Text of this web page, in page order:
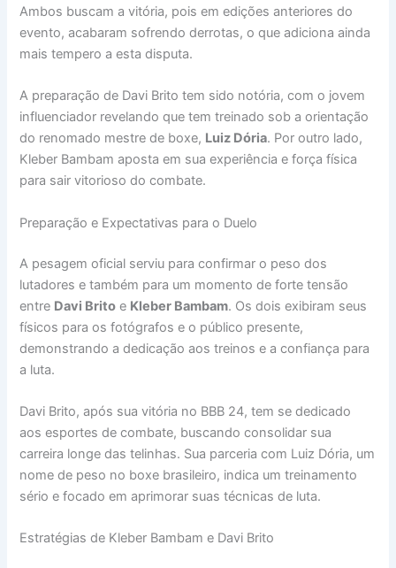
Ambos buscam a vitória, pois em edições anteriores do
evento, acabaram sofrendo derrotas, o que adiciona ainda
mais tempero a esta disputa.
A preparação de Davi Brito tem sido notória, com o jovem
influenciador revelando que tem treinado sob a orientação
do renomado mestre de boxe, Luiz Dória. Por outro lado,
Kleber Bambam aposta em sua experiência e força física
para sair vitorioso do combate.
Preparação e Expectativas para o Duelo
A pesagem oficial serviu para confirmar o peso dos
lutadores e também para um momento de forte tensão
entre Davi Brito e Kleber Bambam. Os dois exibiram seus
físicos para os fotógrafos e o público presente,
demonstrando a dedicação aos treinos e a confiança para
a luta.
Davi Brito, após sua vitória no BBB 24, tem se dedicado
aos esportes de combate, buscando consolidar sua
carreira longe das telinhas. Sua parceria com Luiz Dória, um
nome de peso no boxe brasileiro, indica um treinamento
sério e focado em aprimorar suas técnicas de luta.
Estratégias de Kleber Bambam e Davi Brito